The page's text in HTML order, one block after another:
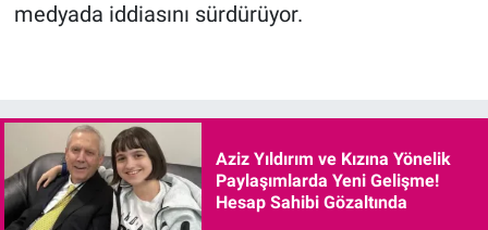
medyada iddiasını sürdürüyor.
Aziz Yıldırım ve Kızına Yönelik
Paylaşımlarda Yeni Gelişme!
Hesap Sahibi Gözaltında